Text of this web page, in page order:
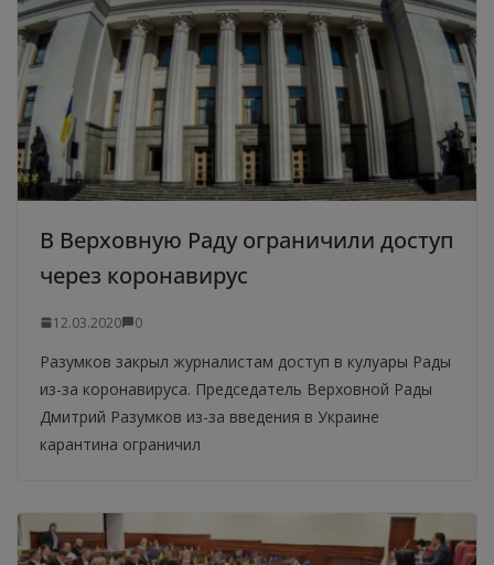
В Верховную Раду ограничили доступ
через коронавирус
12.03.2020 0
Разумков закрыл журналистам доступ в кулуары Рады
из-за коронавируса. Председатель Верховной Рады
Дмитрий Разумков из-за введения в Украине
карантина ограничил